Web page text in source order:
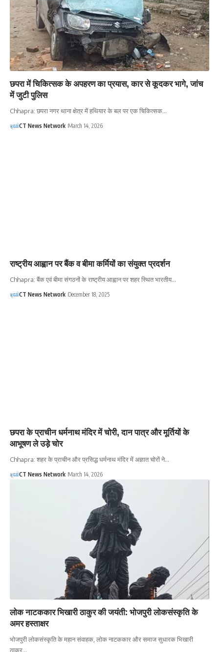
छपरा में चिकित्सक के अपहरण का प्रयास, कार से कूदकर भागे, जांच
में जुटी पुलिस
Chhapra: छपरा नगर थाना क्षेत्र में हथियार के बल पर एक चिकित्सक…
CT News Network March 14, 2026
राष्ट्रीय आह्वान पर बैंक व बीमा कर्मियों का संयुक्त प्रदर्शन
Chhapra: बैंक एवं बीमा संगठनों के राष्ट्रीय आह्वान पर शहर स्थित भारतीय…
CT News Network December 18, 2025
छपरा के प्राचीन धर्मनाथ मंदिर में चोरी, दान पात्र और मूर्तियों के
आभूषण ले उड़े चोर
Chhapra: शहर के प्राचीन और प्रसिद्ध धर्मनाथ मंदिर में अज्ञात चोरों ने…
CT News Network March 14, 2026
लोक नाटककार भिखारी ठाकुर की जयंती: भोजपुरी लोकसंस्कृति के
अमर हस्ताक्षर
भोजपुरी लोकसंस्कृति के महान संवाहक, लोक नाटककार और समाज सुधारक भिखारी
ठाकुर…